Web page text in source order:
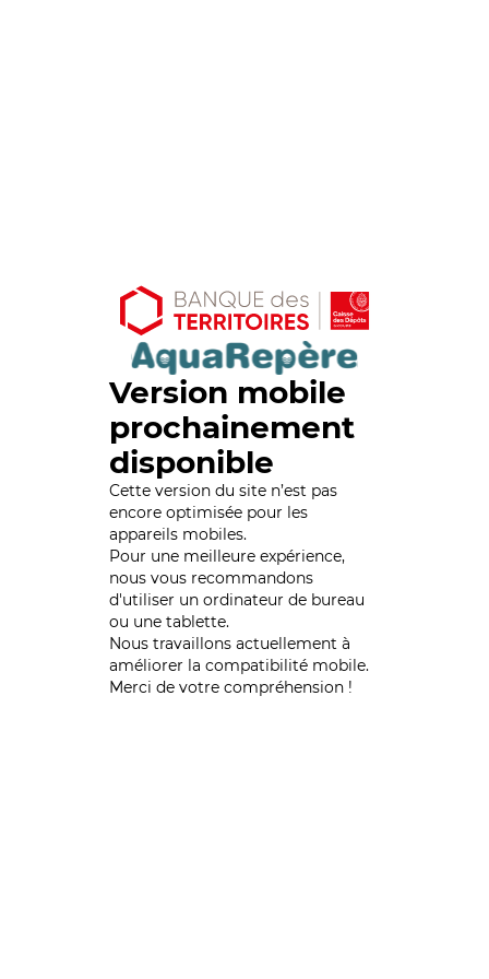
Version mobile
prochainement
disponible
Cette version du site n’est pas
encore optimisée pour les
appareils mobiles.
Pour une meilleure expérience,
nous vous recommandons
d'utiliser un ordinateur de bureau
ou une tablette.
Nous travaillons actuellement à
améliorer la compatibilité mobile.
Merci de votre compréhension !